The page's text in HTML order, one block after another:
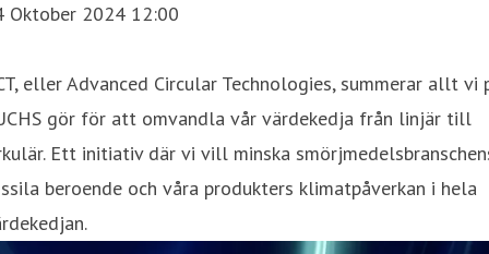
Oktober 2024 12:00
eller Advanced Circular Technologies, summerar allt vi
gör för att omvandla vår värdekedja från linjär till
Ett initiativ där vi vill minska
beroende och våra produkters klimatpåverkan i hela